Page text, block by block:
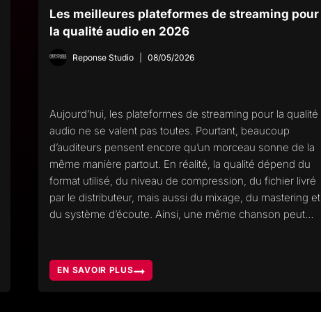
Les meilleures plateformes de streaming pour
la qualité audio en 2026
Reponse Studio 08/05/2026
Aujourd’hui, les plateformes de streaming pour la qualité
audio ne se valent pas toutes. Pourtant, beaucoup
d’auditeurs pensent encore qu’un morceau sonne de la
même manière partout. En réalité, la qualité dépend du
format utilisé, du niveau de compression, du fichier livré
par le distributeur, mais aussi du mixage, du mastering et
du système d’écoute. Ainsi, une même chanson peut…
EN SAVOIR PLUS
LES
MEILLEURES